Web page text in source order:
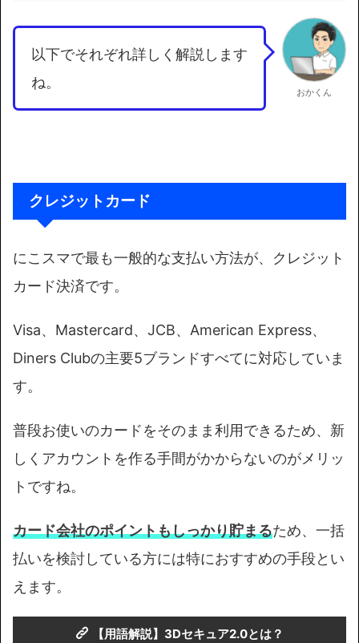
以下でそれぞれ詳しく解説します
ね。
おかくん
クレジットカード
にこスマで最も一般的な支払い方法が、クレジット
カード決済です。
Visa、Mastercard、JCB、American Express、
Diners Clubの主要5ブランドすべてに対応していま
す。
普段お使いのカードをそのまま利用できるため、新
しくアカウントを作る手間がかからないのがメリッ
トですね。
カード会社のポイントもしっかり貯まるため、一括
払いを検討している方には特におすすめの手段とい
えます。
【用語解説】 3Dセキュア2.0とは？